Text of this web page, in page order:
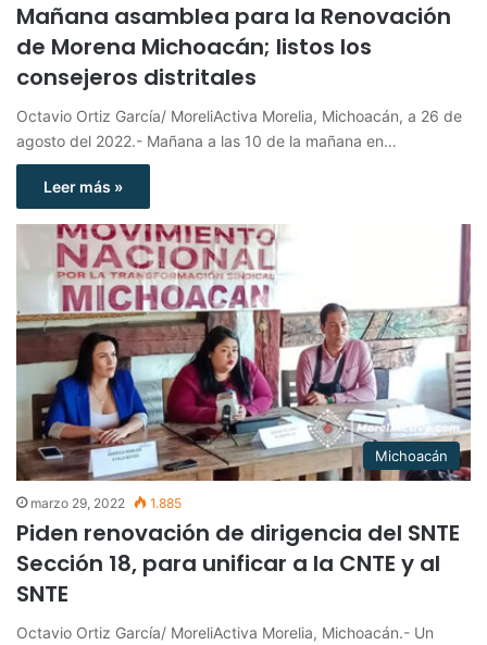
Mañana asamblea para la Renovación
de Morena Michoacán; listos los
consejeros distritales
Octavio Ortiz García/ MoreliActiva Morelia, Michoacán, a 26 de
agosto del 2022.- Mañana a las 10 de la mañana en…
Leer más »
Michoacán
marzo 29, 2022 1.885
Piden renovación de dirigencia del SNTE
Sección 18, para unificar a la CNTE y al
SNTE
Octavio Ortiz García/ MoreliActiva Morelia, Michoacán.- Un